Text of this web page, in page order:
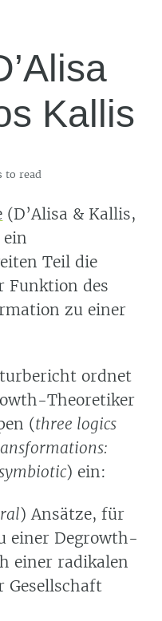
Kallis
to read
(D’Alisa & Kallis,
Teil die
Funktion des
zu einer
ordnet
Theoretiker
(three logics
) ein:
) Ansätze, für
einer Degrowth-
einer radikalen
Gesellschaft